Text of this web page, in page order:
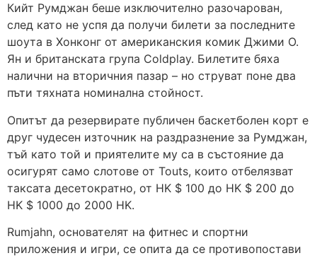
Кийт Румджан беше изключително разочарован,
след като не успя да получи билети за последните
шоута в Хонконг от американския комик Джими О.
Ян и британската група Coldplay. Билетите бяха
налични на вторичния пазар – но струват поне два
пъти тяхната номинална стойност.
Опитът да резервирате публичен баскетболен корт е
друг чудесен източник на раздразнение за Румджан,
тъй като той и приятелите му са в състояние да
осигурят само слотове от Touts, които отбелязват
таксата десетократно, от HK $ 100 до HK $ 200 до
HK $ 1000 до 2000 HK.
Rumjahn, основателят на фитнес и спортни
приложения и игри, се опита да се противопостави